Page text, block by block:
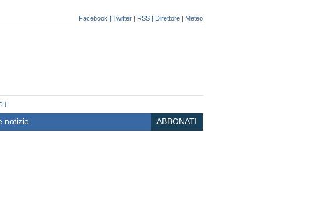
Facebook | Twitter | RSS | Direttore | Meteo
|
notizie ABBONATI